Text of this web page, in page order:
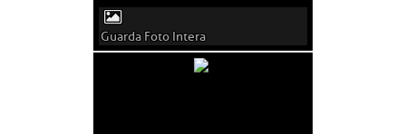
Guarda Foto Intera